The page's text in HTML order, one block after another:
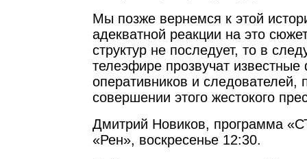
Мы позже вернемся к этой
адекватной реакции на это
структур не последует, то в
телеэфире прозвучат
оперативников и следователей,
совершении этого жестокого
Дмитрий Новиков, программа
«Рен», воскресенье 12:30.